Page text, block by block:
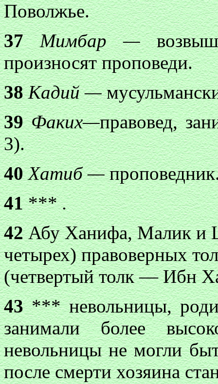
Поволжье.
37
Мимбар —
произносят проповеди.
38Кадий —
39 Факих—правовед,
3).
40Хатиб —
41***.
42Абу Ханифа, Малик и
четырех) правоверных
(четвертый толк — Ибн
43*** невольницы,
занимали более
невольницы не могли
после смерти хозяина